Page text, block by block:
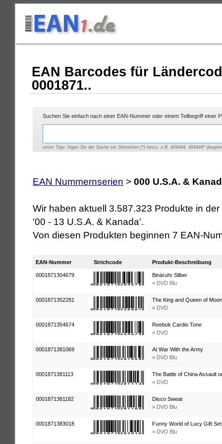
EAN Barcodes für
0001871..
Suchen Sie einfach nach einer EAN-Nummer oder einem Teilbegriff einer
unser Tipp: fügen Sie der Suche ein Sternchen (*) hinzu, z.B. 404444, 404444*
EAN Nummernserien > 000 U.S.A. &
Wir haben aktuell 3.587.323 Produkte in
'00 - 13 U.S.A. & Kanada'.
Von diesen Produkten beginnen 7 EAN-
EAN-Nummer Strichcode Produkt-Beschreibung
0001871304679
Binäruhr Silber
» DVD Blu
0001871352281
The King and Queen of
» DVD
0001871354674
Reebok Cardio Tone
» DVD
0001871381069
At War With the Army
» DVD Blu
0001871381113
The Battle of China Assault
» DVD
0001871381182
Disco Sweat
» DVD Blu
0001871383018
Funny World of Lucy Gift Set
» DVD Blu